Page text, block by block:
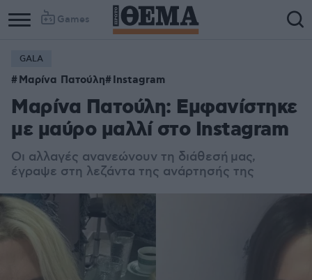
Games
GALA
Μαρίνα Πατούλη Instagram
Μαρίνα Πατούλη: Εμφανίστηκε
με μαύρο μαλλί στο Instagram
Οι αλλαγές ανανεώνουν τη διάθεσή μας,
έγραψε στη λεζάντα της ανάρτησής της